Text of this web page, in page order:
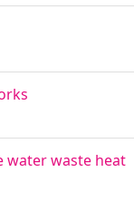
water waste heat